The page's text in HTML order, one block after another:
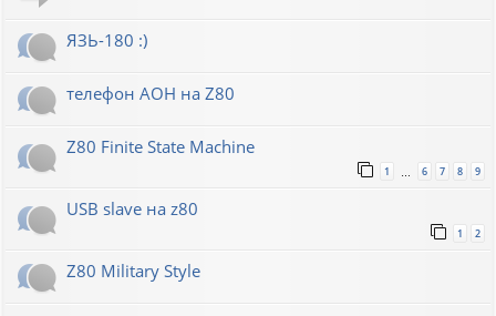
ЯЗЬ-180 :)
телефон АОН на Z80
Z80 Finite State Machine
1 … 6 7 8 9
USB slave на z80
1 2
Z80 Military Style